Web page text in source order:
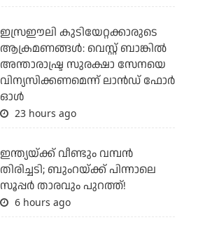
ഇസ്രഈലി കുടിയേറ്റക്കാരുടെ
ആക്രമണങ്ങള്‍: വെസ്റ്റ് ബാങ്കില്‍
അന്താരാഷ്ട്ര സുരക്ഷാ സേനയെ
വിന്യസിക്കണമെന്ന് ലാന്‍ഡ് ഫോര്‍
ഓള്‍
23 hours ago
ഇന്ത്യയ്ക്ക് വീണ്ടും വമ്പന്‍
തിരിച്ചടി; ബുംറയ്ക്ക് പിന്നാലെ
സൂപ്പര്‍ താരവും പുറത്ത്!
6 hours ago